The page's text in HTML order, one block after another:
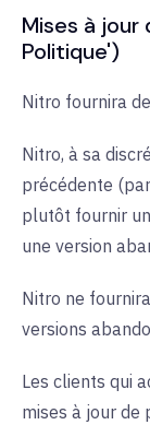
Mises à
Politique')
Nitro fournira
Nitro, à sa
précédente
plutôt fournir
une version
Nitro ne
versions
Les clients qui
mises à jour